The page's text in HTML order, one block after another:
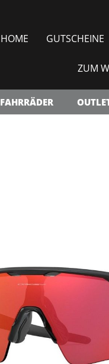
HOME GUTSCHEINE
ZUM
FAHRRÄDER